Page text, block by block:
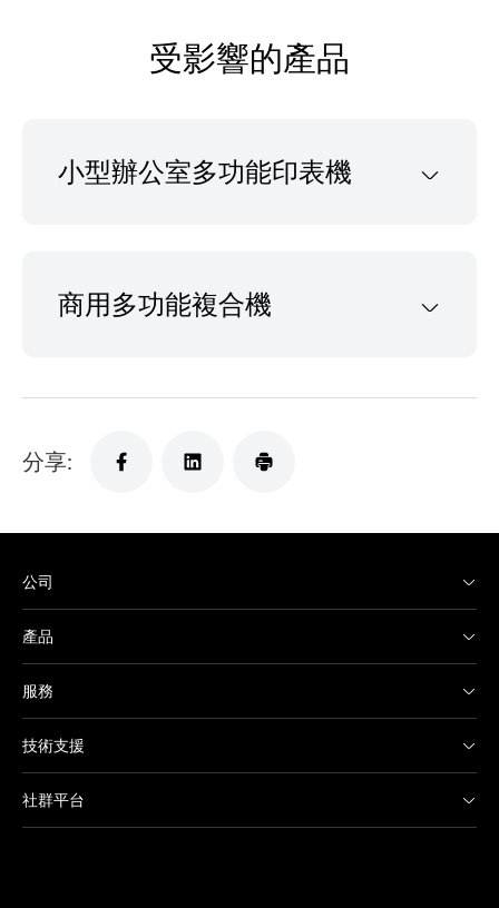
受影響的產品
小型辦公室多功能印表機
商用多功能複合機
分享:
公司
產品
服務
技術支援
社群平台